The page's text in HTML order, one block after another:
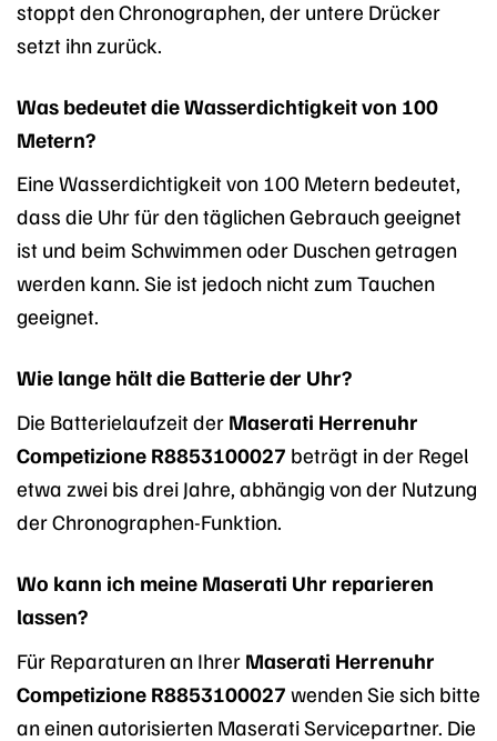
stoppt den Chronographen, der untere Drücker
setzt ihn zurück.
Was bedeutet die Wasserdichtigkeit von 100
Metern?
Eine Wasserdichtigkeit von 100 Metern bedeutet,
dass die Uhr für den täglichen Gebrauch geeignet
ist und beim Schwimmen oder Duschen getragen
werden kann. Sie ist jedoch nicht zum Tauchen
geeignet.
Wie lange hält die Batterie der Uhr?
Die Batterielaufzeit der Maserati Herrenuhr
Competizione R8853100027 beträgt in der Regel
etwa zwei bis drei Jahre, abhängig von der Nutzung
der Chronographen-Funktion.
Wo kann ich meine Maserati Uhr reparieren
lassen?
Für Reparaturen an Ihrer Maserati Herrenuhr
Competizione R8853100027 wenden Sie sich bitte
an einen autorisierten Maserati Servicepartner. Die